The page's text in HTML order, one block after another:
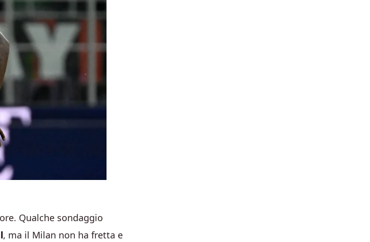
Qualche sondaggio
, ma il Milan non ha fretta e